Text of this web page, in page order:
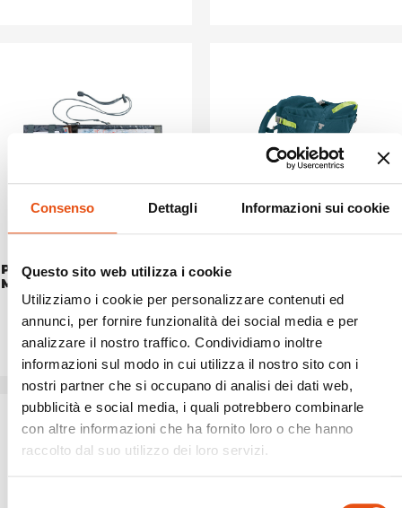
Consenso Dettagli Informazioni sui cookie
Questo sito web utilizza i cookie
Utilizziamo i cookie per personalizzare contenuti ed
annunci, per fornire funzionalità dei social media e per
analizzare il nostro traffico. Condividiamo inoltre
informazioni sul modo in cui utilizza il nostro sito con i
nostri partner che si occupano di analisi dei dati web,
pubblicità e social media, i quali potrebbero combinarle
con altre informazioni che ha fornito loro o che hanno
raccolto dal suo utilizzo dei loro servizi.
PORTA MAPPA SHELL
MAP
€26,90
ZAINO PORTABABY
€254,90